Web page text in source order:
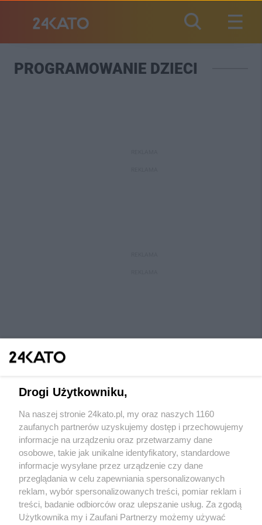
PROGRAMOWANIE DZIECI
Wydawca mediów lokalnych
Nie zapomnij
zapoznać się z:
polityką prywatności regulamin korzystania z portali
Twojemiasto Skontaktuj sięz nami
Drogi Użytkowniku,
Na naszej stronie 24kato.pl, my oraz naszych 1160
zaufanych partnerów uzyskujemy dostęp i przechowujemy
informacje na urządzeniu oraz przetwarzamy dane
osobowe, takie jak unikalne identyfikatory, standardowe
informacje wysyłane przez urządzenie czy dane
przeglądania w celu zapewniania spersonalizowanych
reklam, wybór spersonalizowanych treści, pomiar reklam i
treści, badanie odbiorców oraz ulepszanie usług. Za zgodą
Użytkownika my i Zaufani Partnerzy możemy używać